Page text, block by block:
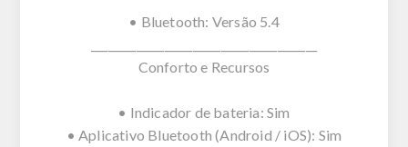
• Bluetooth: Versão 5.4
Conforto e Recursos
• Indicador de bateria: Sim
• Aplicativo Bluetooth (Android / iOS): Sim